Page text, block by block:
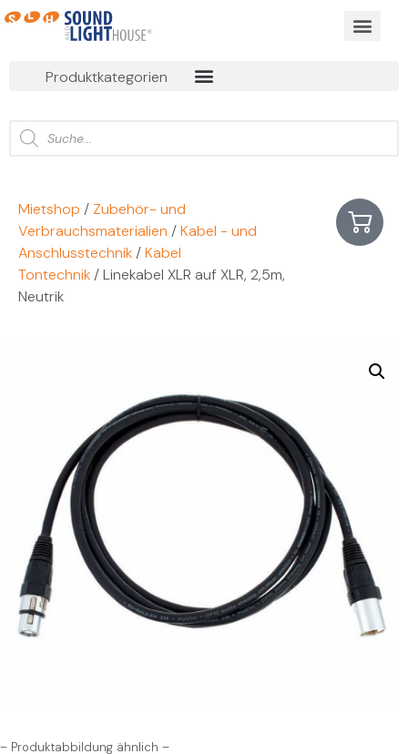
Produktkategorien
Mietshop / Zubehör- und
Verbrauchsmaterialien /Kabel - und
Anschlusstechnik /Kabel
Tontechnik / Linekabel XLR auf XLR, 2,5m,
Neutrik
– Produktabbildung ähnlich –